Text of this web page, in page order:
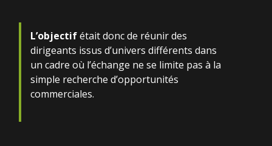
L’objectifétait donc de réunir des
dirigeants issus d’univers différents dans
un cadre où l’échange ne se limite pas à la
simple recherche d’opportunités
commerciales.